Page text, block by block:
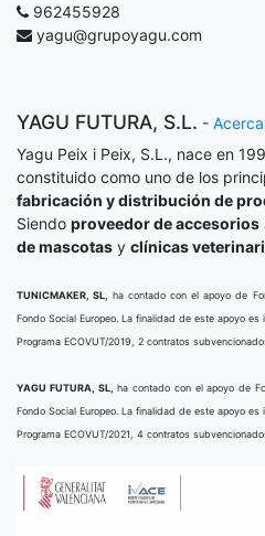
962455928
yagu@grupoyagu.com
YAGU FUTURA, S.L. -
Yagu Peix i Peix, S.L., nace en
constituido como uno de los
fabricación y distribución de
Siendo proveedor de accesorios
de mascotas y clínicas
TUNICMAKER, SL,
ha contado con el apoyo de
Fondo Social Europeo. La finalidad de este apoyo es
Programa ECOVUT/2019, 2 contratos
YAGU FUTURA, SL,
ha contado con el apoyo de
Fondo Social Europeo. La finalidad de este apoyo
Programa ECOVUT/2021, 4 contratos